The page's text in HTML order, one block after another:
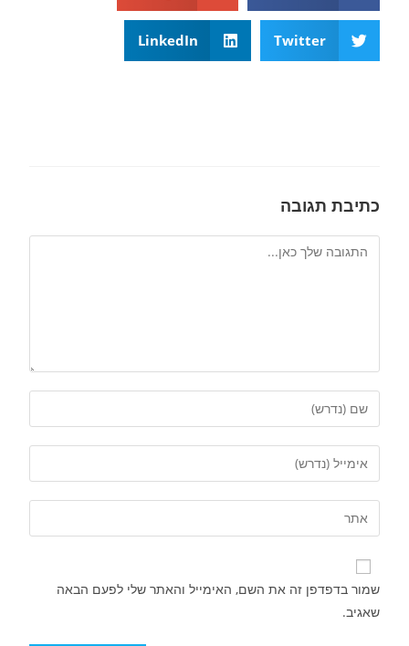
Twitter
LinkedIn
כתיבת תגובה
שמור בדפדפן זה את השם, האימייל והאתר שלי לפעם הבאה
שאגיב.